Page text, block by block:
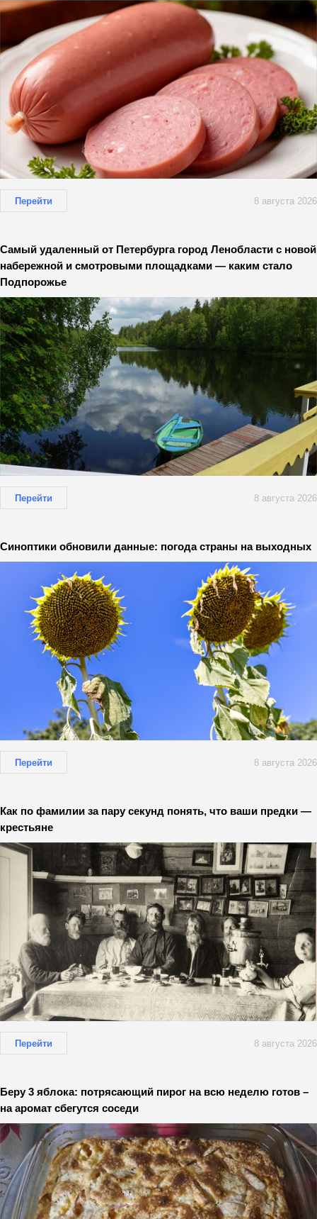
Перейти 8 августа 2026
Самый удаленный от Петербурга город Ленобласти с новой
набережной и смотровыми площадками — каким стало
Подпорожье
Перейти 8 августа 2026
Синоптики обновили данные: погода страны на выходных
Перейти 8 августа 2026
Как по фамилии за пару секунд понять, что ваши предки —
крестьяне
Перейти 8 августа 2026
Беру 3 яблока: потрясающий пирог на всю неделю готов –
на аромат сбегутся соседи